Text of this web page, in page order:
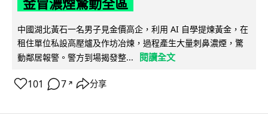
金冒濃煙驚動全區
中國湖北黃石一名男子見金價高企，利用 AI 自學提煉黃金，在
租住單位私設高壓爐及作坊冶煉，過程產生大量刺鼻濃煙，驚
動鄰居報警。警方到場揭發整...
閱讀全文
101 7 ↗ 分享